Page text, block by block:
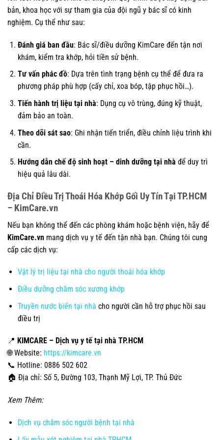
bản, khoa học với sự tham gia của đội ngũ y bác sĩ có kinh
nghiệm. Cụ thể như sau:
Đánh giá ban đầu: Bác sĩ/điều dưỡng KimCare đến tận nơi
khám, kiểm tra khớp, hỏi tiền sử bệnh.
Tư vấn phác đồ: Dựa trên tình trạng bệnh cụ thể để đưa ra
phương pháp phù hợp (cấy chỉ, xoa bóp, tập phục hồi…).
Tiến hành trị liệu tại nhà: Dụng cụ vô trùng, đúng kỹ thuật,
đảm bảo an toàn.
Theo dõi sát sao: Ghi nhận tiến triển, điều chỉnh liệu trình khi
cần.
Hướng dẫn chế độ sinh hoạt – dinh dưỡng tại nhà để duy trì
hiệu quả lâu dài.
Địa Chỉ Điều Trị Thoái Hóa Khớp Gối Uy Tín Tại TP.HCM
– KimCare.vn
Nếu bạn không thể đến các phòng khám hoặc bệnh viện, hãy để
KimCare.vn mang dịch vụ y tế đến tận nhà bạn. Chúng tôi cung
cấp các dịch vụ:
Vật lý trị liệu tại nhà cho người thoái hóa khớp
Điều dưỡng chăm sóc xương khớp
Truyền nước biển tại nhà cho người cần hỗ trợ phục hồi sau
điều trị
📍 KIMCARE – Dịch vụ y tế tại nhà TP.HCM
🌐 Website: https://kimcare.vn
📞 Hotline: 0886 502 602
🏠 Địa chỉ: Số 5, Đường 103, Thạnh Mỹ Lợi, TP. Thủ Đức
Xem Thêm:
Dịch vụ chăm sóc người bệnh tại nhà